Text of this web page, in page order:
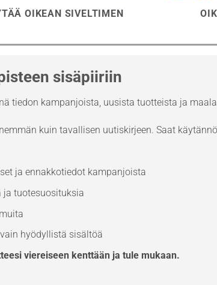
OIKEAN SIVELTIMEN
sisäpiiriin
tiedon kampanjoista, uusista tuotteista ja
kuin tavallisen uutiskirjeen. Saat
ja ennakkotiedot kampanjoista
tuotesuosituksia
hyödyllistä sisältöä
viereiseen kenttään ja tule mukaan.